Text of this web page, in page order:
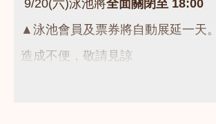
9/20(六)泳池將全面關閉至 18:00
▲泳池會員及票券將自動展延一天。
造成不便，敬請見諒
謝謝大家的支持與體諒，一起為選